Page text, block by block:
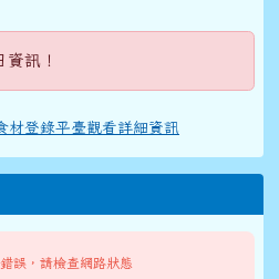
訊！
材登錄平臺觀看詳細資訊
誤，請檢查網路狀態